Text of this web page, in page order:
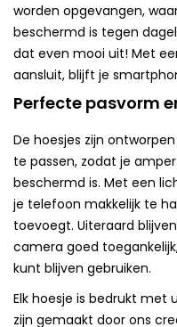
worden opgevangen,
beschermd is tegen
dat even mooi uit! Met
aansluit, blijft je
Perfecte pasvorm
De hoesjes zijn
te passen, zodat je
beschermd is. Met een
je telefoon makkelijk te
toevoegt. Uiteraard
camera goed
kunt blijven gebruiken.
Elk hoesje is bedrukt met
zijn gemaakt door ons